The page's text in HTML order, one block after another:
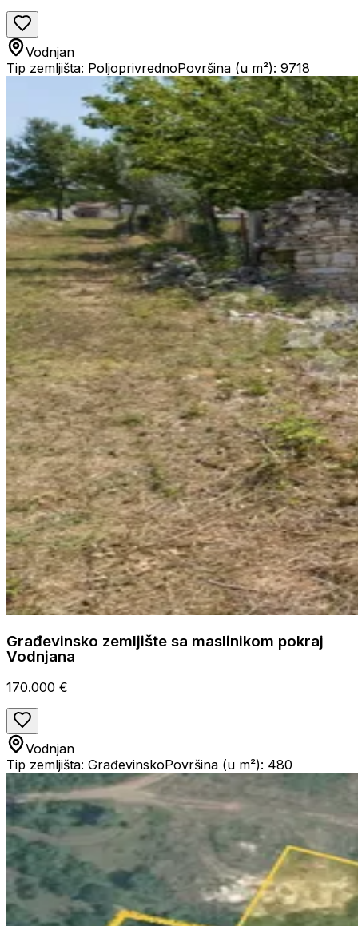
Vodnjan
Tip zemljišta: PoljoprivrednoPovršina (u m²): 9718
Građevinsko zemljište sa maslinikom pokraj
Vodnjana
170.000 €
Vodnjan
Tip zemljišta: GrađevinskoPovršina (u m²): 480